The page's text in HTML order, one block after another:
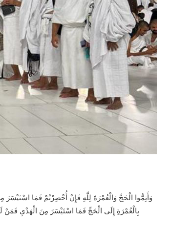
وَأَتِمُّوا الْحَجَّ وَالْعُمْرَةَ لِلَّهِ فَإِنْ أُحْصِرْتُمْ فَمَا
بِالْعُمْرَةِ إِلَى الْحَجِّ فَمَا اسْتَيْسَرَ مِنَ الْهَدْيِ فَمَنْ